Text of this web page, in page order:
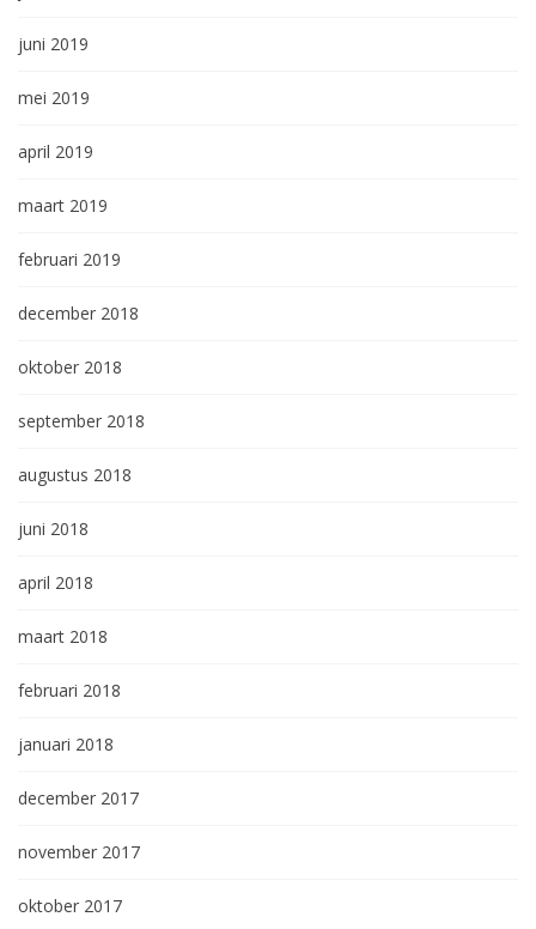
juni 2019
mei 2019
april 2019
maart 2019
februari 2019
december 2018
oktober 2018
september 2018
augustus 2018
juni 2018
april 2018
maart 2018
februari 2018
januari 2018
december 2017
november 2017
oktober 2017